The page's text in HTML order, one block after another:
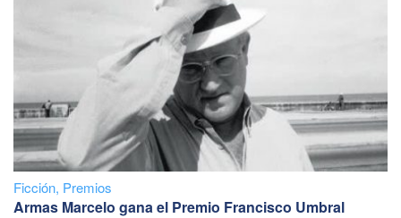
Ficción, Premios
Armas Marcelo gana el Premio Francisco Umbral